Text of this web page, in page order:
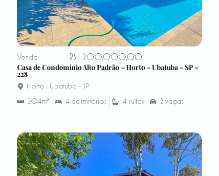
Venda
R$ 1.200.000,00
Casa de Condomínio Alto Padrão – Horto – Ubatuba – SP –
228
Horto , Ubatuba - SP
204m²
4 dormitórios 4 suítes 2 vagas